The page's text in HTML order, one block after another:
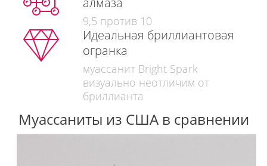
9,5 против 10
Идеальная бриллиантовая
огранка
муассанит Bright Spark
визуально неотличим от
бриллианта
Муассаниты из США в сравнении